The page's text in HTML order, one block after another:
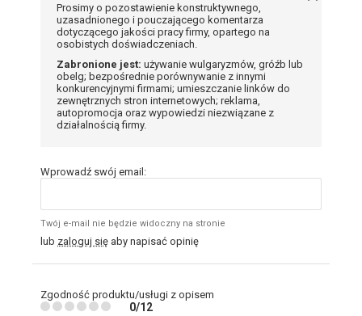
Prosimy o pozostawienie konstruktywnego,
uzasadnionego i pouczającego komentarza
dotyczącego jakości pracy firmy, opartego na
osobistych doświadczeniach.
Zabronione jest: używanie wulgaryzmów, gróźb lub
obelg; bezpośrednie porównywanie z innymi
konkurencyjnymi firmami; umieszczanie linków do
zewnętrznych stron internetowych; reklama,
autopromocja oraz wypowiedzi niezwiązane z
działalnością firmy.
Wprowadź swój email:
Twój e-mail nie będzie widoczny na stronie
lub zaloguj się aby napisać opinię
Zgodność produktu/usługi z opisem
0/12